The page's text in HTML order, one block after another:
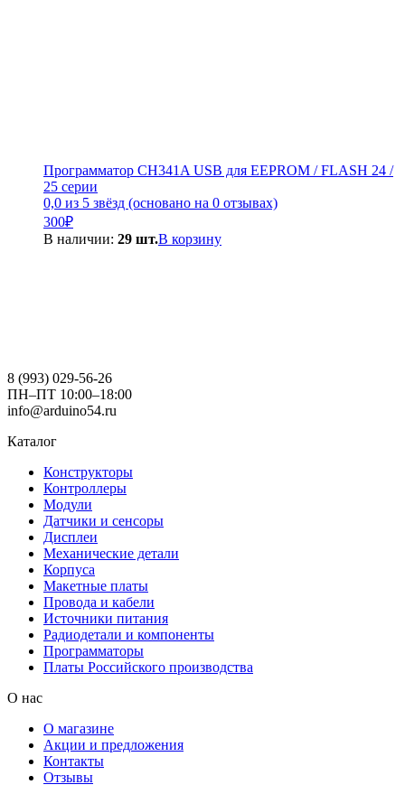
Программатор CH341A USB для EEPROM / FLASH 24 /
25 серии
0,0 из 5 звёзд (основано на 0 отзывах)
300₽
В наличии: 29 шт.В корзину
8 (993) 029-56-26
ПН–ПТ 10:00–18:00
info@arduino54.ru
Каталог
Конструкторы
Контроллеры
Модули
Датчики и сенсоры
Дисплеи
Механические детали
Корпуса
Макетные платы
Провода и кабели
Источники питания
Радиодетали и компоненты
Программаторы
Платы Российского производства
О нас
О магазине
Акции и предложения
Контакты
Отзывы